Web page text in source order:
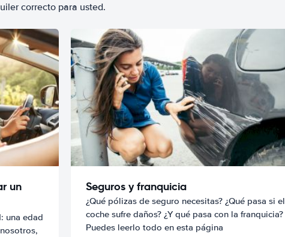
correcto para usted.
un
una edad
Seguros y franquicia
¿Qué pólizas de seguro necesitas? ¿Qué pasa si el
coche sufre daños? ¿Y qué pasa con la franquicia?
Puedes leerlo todo en esta página